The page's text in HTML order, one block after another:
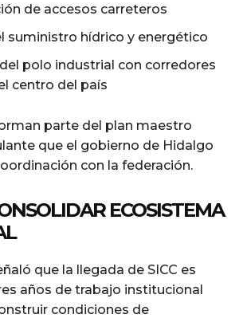
de accesos carreteros
suministro hídrico y energético
polo industrial con corredores
centro del país
parte del plan maestro
que el gobierno de Hidalgo
con la federación.
ECOSISTEMA
que la llegada de SICC es
años de trabajo institucional
condiciones de